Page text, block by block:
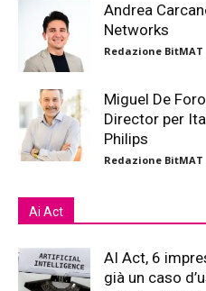
Andrea
Networks
Redazione BitMAT
Miguel De
Director per
Philips
Redazione BitMAT
Ai Act
AI Act, 6
già un caso